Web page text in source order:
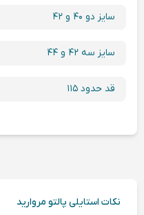
سایز دو ۴۰ و ۴۲
سایز سه ۴۲ و ۴۴
قد حدود ۱۱۵
نکات استایلی پالتو مروارید